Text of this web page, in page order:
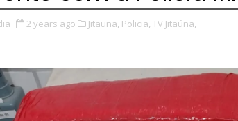
2 years ago Jitauna, Policia, TV Jitaúna,